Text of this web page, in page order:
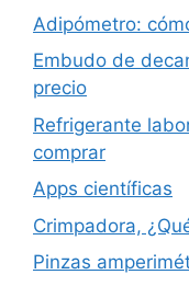
Adipómetro:
Embudo de
precio
Refrigerante
comprar
Apps científicas
Crimpadora,
Pinzas